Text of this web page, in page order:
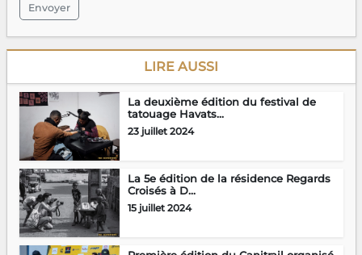
Envoyer
LIRE AUSSI
La deuxième édition du festival de
tatouage Havats...
23 juillet 2024
La 5e édition de la résidence Regards
Croisés à D...
15 juillet 2024